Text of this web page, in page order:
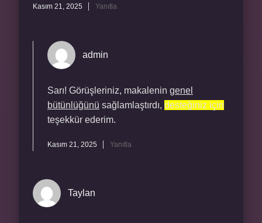
Kasım 21, 2025 Yanıtla
admin
Sarı! Görüşleriniz, makalenin genel
bütünlüğünü sağlamlaştırdı, desteğiniz için
teşekkür ederim.
Kasım 21, 2025 Yanıtla
Taylan